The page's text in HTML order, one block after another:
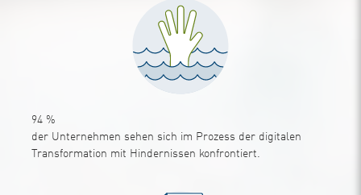
94 %
der Unternehmen sehen sich im Prozess der digitalen
Transformation mit Hindernissen konfrontiert.